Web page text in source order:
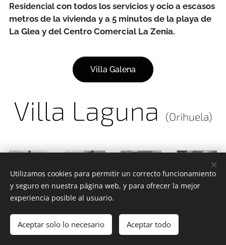
Residencial con todos los servicios y ocio a escasos
metros de la vivienda y a 5 minutos de la playa de
La Glea y del Centro Comercial La Zenia.
Villa Galena
Villa Laguna (Orihuela)
5 huéspedes, 3 dormitorios, 2 baños, aire
acondicionado, tv satélite, piscina comunitaria, jardin,
Utilizamos cookies para permitir un correcto funcionamiento
y seguro en nuestra página web, y para ofrecer la mejor
experiencia posible al usuario.
Aceptar solo lo necesario Aceptar todo